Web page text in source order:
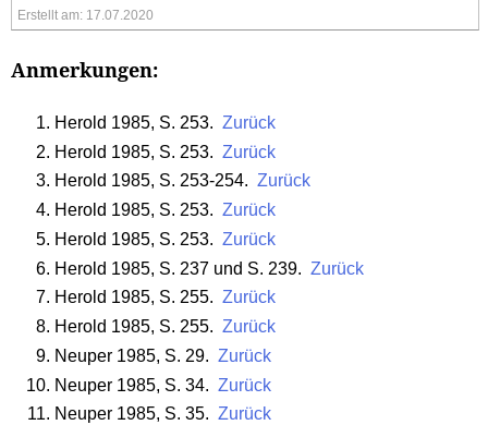
Erstellt am: 17.07.2020
Anmerkungen:
Herold 1985, S. 253. Zurück
Herold 1985, S. 253. Zurück
Herold 1985, S. 253-254. Zurück
Herold 1985, S. 253. Zurück
Herold 1985, S. 253. Zurück
Herold 1985, S. 237 und S. 239. Zurück
Herold 1985, S. 255. Zurück
Herold 1985, S. 255. Zurück
Neuper 1985, S. 29. Zurück
Neuper 1985, S. 34. Zurück
Neuper 1985, S. 35. Zurück